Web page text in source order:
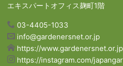
エキスパートオフィス麹町1階
03-4405-1033
info@gardenersnet.or.jp
https://
https://instagram.com/